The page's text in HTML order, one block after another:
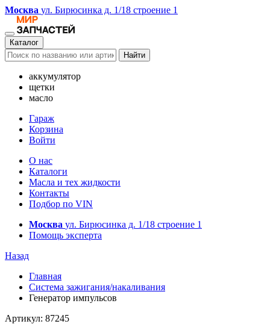
Москва ул. Бирюсинка д. 1/18 строение 1
Каталог
Найти
аккумулятор
щетки
масло
Гараж
Корзина
Войти
О нас
Каталоги
Масла и тех жидкости
Контакты
Подбор по VIN
Москва ул. Бирюсинка д. 1/18 строение 1
Помощь эксперта
Назад
Главная
Система зажигания/накаливания
Генератор импульсов
Артикул: 87245